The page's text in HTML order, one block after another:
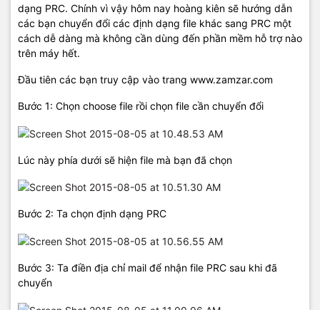
dạng PRC. Chính vì vậy hôm nay hoàng kiên sẽ hướng dẫn
các bạn chuyển đổi các định dạng file khác sang PRC một
cách dễ dàng mà không cần dùng đến phần mềm hỗ trợ nào
trên máy hết.
Đầu tiên các bạn truy cập vào trang www.zamzar.com
Bước 1: Chọn choose file rồi chọn file cần chuyển đổi
Lúc này phía dưới sẽ hiện file mà bạn đã chọn
Bước 2: Ta chọn định dạng PRC
Bước 3: Ta điền địa chỉ mail để nhận file PRC sau khi đã
chuyển